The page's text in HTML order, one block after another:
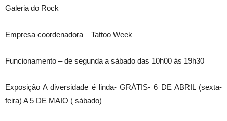
Galeria do Rock
Empresa coordenadora – Tattoo Week
Funcionamento – de segunda a sábado das 10h00 às 19h30
Exposição A diversidade é linda- GRÁTIS- 6 DE ABRIL (sexta-
feira) A 5 DE MAIO ( sábado)